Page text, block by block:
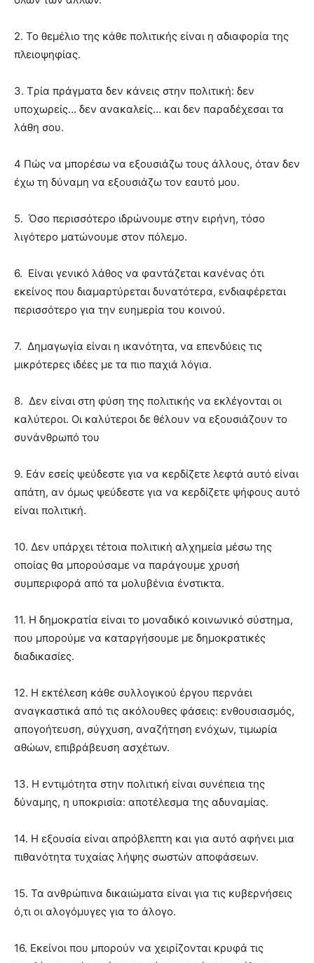
2. Το θεμέλιο της κάθε πολιτικής είναι η αδιαφορία της
πλειοψηφίας.
3. Tρία πράγματα δεν κάνεις στην πολιτική: δεν
υποχωρείς… δεν ανακαλείς… και δεν παραδέχεσαι τα
λάθη σου.
4 Πώς να μπορέσω να εξουσιάζω τους άλλους, όταν δεν
έχω τη δύναμη να εξουσιάζω τον εαυτό μου.
5. Όσο περισσότερο ιδρώνουμε στην ειρήνη, τόσο
λιγότερο ματώνουμε στον πόλεμο.
6. Είναι γενικό λάθος να φαντάζεται κανένας ότι
εκείνος που διαμαρτύρεται δυνατότερα, ενδιαφέρεται
περισσότερο για την ευημερία του κοινού.
7. Δημαγωγία είναι η ικανότητα, να επενδύεις τις
μικρότερες ιδέες με τα πιο παχιά λόγια.
8. Δεν είναι στη φύση της πολιτικής να εκλέγονται οι
καλύτεροι. Οι καλύτεροι δε θέλουν να εξουσιάζουν το
συνάνθρωπό του
9. Εάν εσείς ψεύδεστε για να κερδίζετε λεφτά αυτό είναι
απάτη, αν όμως ψεύδεστε για να κερδίζετε ψήφους αυτό
είναι πολιτική.
10. Δεν υπάρχει τέτοια πολιτική αλχημεία μέσω της
οποίας θα μπορούσαμε να παράγουμε χρυσή
συμπεριφορά από τα μολυβένια ένστικτα.
11. Η δημοκρατία είναι το μοναδικό κοινωνικό σύστημα,
που μπορούμε να καταργήσουμε με δημοκρατικές
διαδικασίες.
12. Η εκτέλεση κάθε συλλογικού έργου περνάει
αναγκαστικά από τις ακόλουθες φάσεις: ενθουσιασμός,
απογοήτευση, σύγχυση, αναζήτηση ενόχων, τιμωρία
αθώων, επιβράβευση ασχέτων.
13. Η εντιμότητα στην πολιτική είναι συνέπεια της
δύναμης, η υποκρισία: αποτέλεσμα της αδυναμίας.
14. Η εξουσία είναι απρόβλεπτη και για αυτό αφήνει μια
πιθανότητα τυχαίας λήψης σωστών αποφάσεων.
15. Τα ανθρώπινα δικαιώματα είναι για τις κυβερνήσεις
ό,τι οι αλογόμυγες για το άλογο.
16. Εκείνοι που μπορούν να χειρίζονται κρυφά τις